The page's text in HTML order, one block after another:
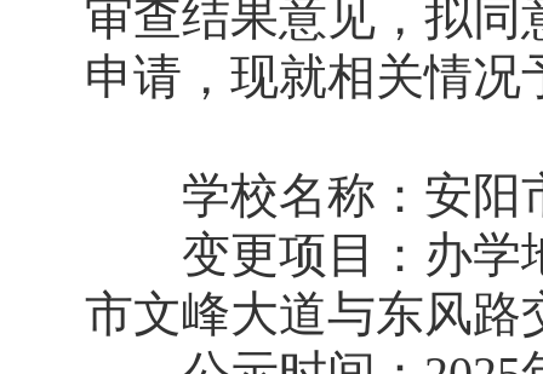
审查结果意见，拟同
申请，现就相关情况
学校名称：安阳
变更项目：办学地
市文峰大道与东风路